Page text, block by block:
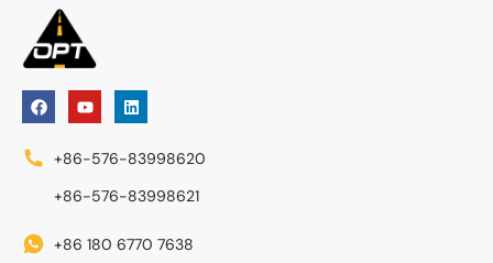
+86-576-83998620
+86-576-83998621
+86 180 6770 7638